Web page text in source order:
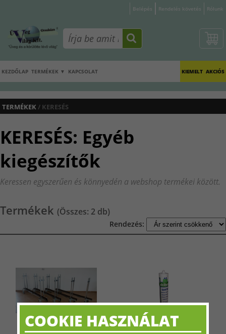
Rólunk
Rendelés követés
Belépés
KEZDŐLAP TERMÉKEK ▼ KAPCSOLAT AKCIÓS
KIEMELT
TERMÉKEK/ KERESÉS
KERESÉS: Egyéb
kiegészítők
Keressen egyszerűen és könnyedén a webshop termékei között.
Termékek (Összes: 2 db)
Rendezés:
COOKIE HASZNÁLAT